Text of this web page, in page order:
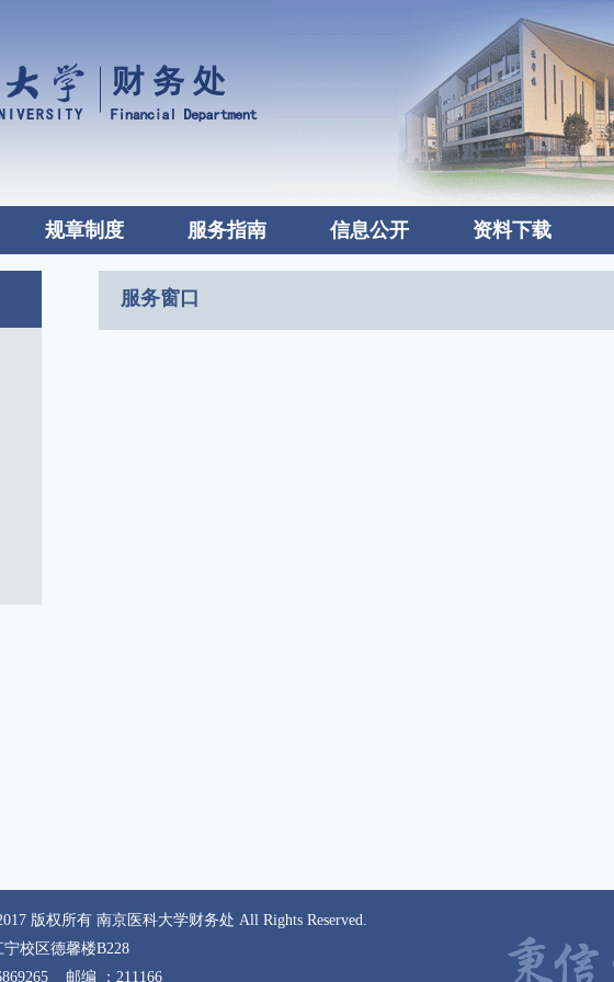
规章制度 服务指南 信息公开 资料下载
服务窗口
版权所有 南京医科大学财务处 All Rights Reserved.
校区德馨楼B228
邮编 ：211166